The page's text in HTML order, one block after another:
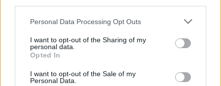
Personal Data Processing Opt Outs
I want to opt-out of the Sharing of my
personal data.
Opted In
I want to opt-out of the Sale of my
Personal Data.